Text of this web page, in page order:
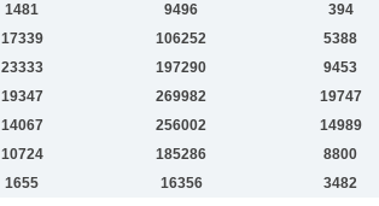
1481 9496 394
17339 106252 5388
23333 197290 9453
19347 269982 19747
14067 256002 14989
10724 185286 8800
1655 16356 3482